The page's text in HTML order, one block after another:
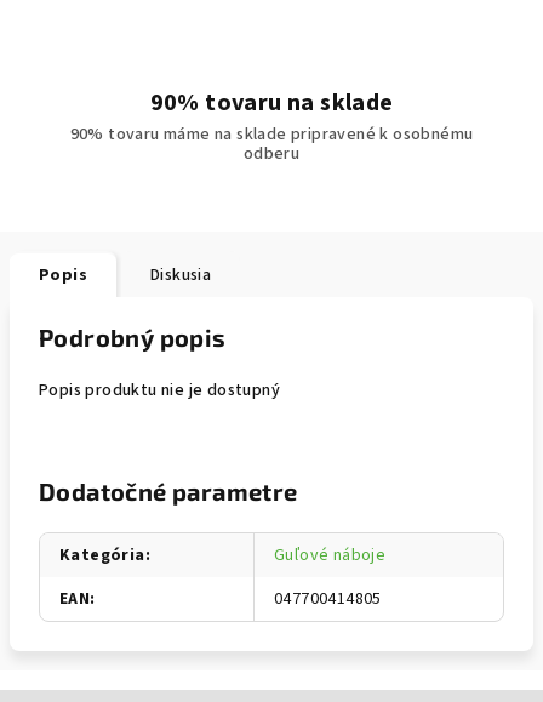
90% tovaru na sklade
90% tovaru máme na sklade pripravené k osobnému
odberu
Popis Diskusia
Podrobný popis
Popis produktu nie je dostupný
Dodatočné parametre
Kategória:
Guľové náboje
EAN: 047700414805